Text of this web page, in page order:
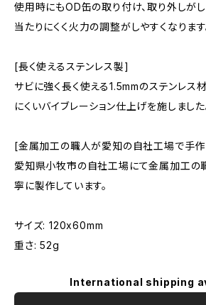
使用時にもOD缶の取り付け、取り外しが
当たりにくく火力の調整がしやすくなります
[長く使えるステンレス製]
サビに強く長く使える1.5mmのステンレス
にくいバイブレーション仕上げを施しました
[金属加工の職人が愛知の自社工場で手
愛知県小牧市の自社工場にて金属加工の
寧に製作しています。
サイズ: 120x60mm
重さ: 52g
International shipping